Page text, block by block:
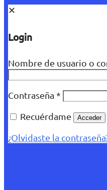
✕
Login
Nombre de usuario o
Contraseña *
Recuérdame
Acceder
¿Olvidaste la